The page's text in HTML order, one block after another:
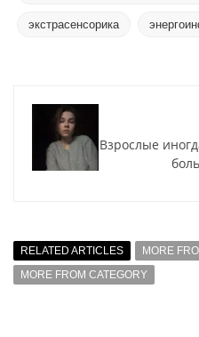
экстрасенсорика
Взрослые
RELATED ARTICLES
MORE
MORE FROM CATEGORY